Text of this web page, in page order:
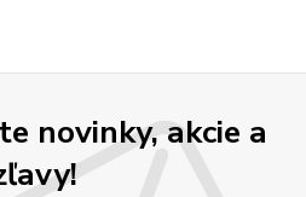
novinky, akcie a